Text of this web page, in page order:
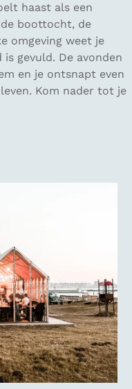
haast als een
boottocht, de
omgeving weet je
gevuld. De avonden
en je ontsnapt even
Kom nader tot je